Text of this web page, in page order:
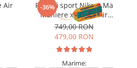
Air
-36%
Pantofi sport Nike A Ma
Maniere x Wmns Air
Force 1 Low 07
749,00 RON
479,00 RON
Marime: